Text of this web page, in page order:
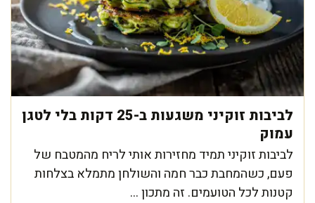
לביבות זוקיני משגעות ב-25 דקות בלי לטגן
עמוק
לביבות זוקיני תמיד מחזירות אותי לריח מהמטבח של
פעם, כשהמחבת כבר חמה והשולחן מתמלא בצלחות
קטנות לכל הטועמים. זה מתכון ...